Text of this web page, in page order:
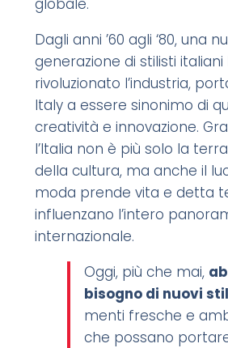
Dagli anni ’60 agli ‘80, una
generazione di stilisti italiani
rivoluzionato l’industria,
Italy a essere sinonimo di
creatività e innovazione.
l’Italia non è più solo la
della cultura, ma anche il
moda prende vita e detta
influenzano l’intero
internazionale.
Oggi, più che mai,
bisogno di nuovi
menti fresche e
che possano